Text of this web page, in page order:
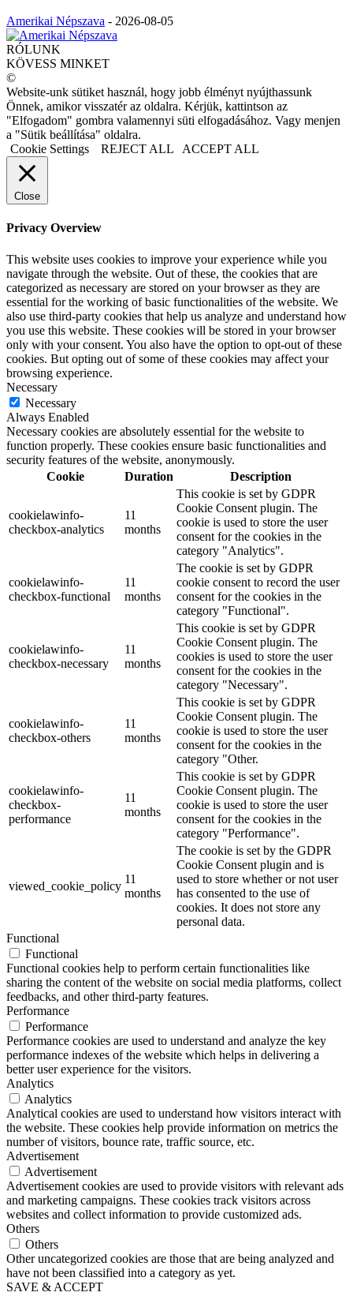
Amerikai Népszava - 2026-08-05
RÓLUNK
KÖVESS MINKET
©
Website-unk sütiket használ, hogy jobb élményt nyújthassunk
Önnek, amikor visszatér az oldalra. Kérjük, kattintson az
"Elfogadom" gombra valamennyi süti elfogadásához. Vagy menjen
a "Sütik beállítása" oldalra.
Cookie Settings
REJECT ALL ACCEPT ALL
Close
Privacy Overview
This website uses cookies to improve your experience while you
navigate through the website. Out of these, the cookies that are
categorized as necessary are stored on your browser as they are
essential for the working of basic functionalities of the website. We
also use third-party cookies that help us analyze and understand how
you use this website. These cookies will be stored in your browser
only with your consent. You also have the option to opt-out of these
cookies. But opting out of some of these cookies may affect your
browsing experience.
Necessary
Necessary
Always Enabled
Necessary cookies are absolutely essential for the website to
function properly. These cookies ensure basic functionalities and
security features of the website, anonymously.
Cookie
Duration Description
cookielawinfo-
checkbox-analytics
11
months
This cookie is set by GDPR
Cookie Consent plugin. The
cookie is used to store the user
consent for the cookies in the
category "Analytics".
cookielawinfo-
checkbox-functional
11
months
The cookie is set by GDPR
cookie consent to record the user
consent for the cookies in the
category "Functional".
cookielawinfo-
checkbox-necessary
11
months
This cookie is set by GDPR
Cookie Consent plugin. The
cookies is used to store the user
consent for the cookies in the
category "Necessary".
cookielawinfo-
checkbox-others
11
months
This cookie is set by GDPR
Cookie Consent plugin. The
cookie is used to store the user
consent for the cookies in the
category "Other.
cookielawinfo-
checkbox-
performance
11
months
This cookie is set by GDPR
Cookie Consent plugin. The
cookie is used to store the user
consent for the cookies in the
category "Performance".
viewed_cookie_policy
11
months
The cookie is set by the GDPR
Cookie Consent plugin and is
used to store whether or not user
has consented to the use of
cookies. It does not store any
personal data.
Functional
Functional
Functional cookies help to perform certain functionalities like
sharing the content of the website on social media platforms, collect
feedbacks, and other third-party features.
Performance
Performance
Performance cookies are used to understand and analyze the key
performance indexes of the website which helps in delivering a
better user experience for the visitors.
Analytics
Analytics
Analytical cookies are used to understand how visitors interact with
the website. These cookies help provide information on metrics the
number of visitors, bounce rate, traffic source, etc.
Advertisement
Advertisement
Advertisement cookies are used to provide visitors with relevant ads
and marketing campaigns. These cookies track visitors across
websites and collect information to provide customized ads.
Others
Others
Other uncategorized cookies are those that are being analyzed and
have not been classified into a category as yet.
SAVE & ACCEPT